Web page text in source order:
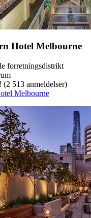
Hotel Melbourne
forretningsdistrikt
(2 513 anmeldelser)
Melbourne